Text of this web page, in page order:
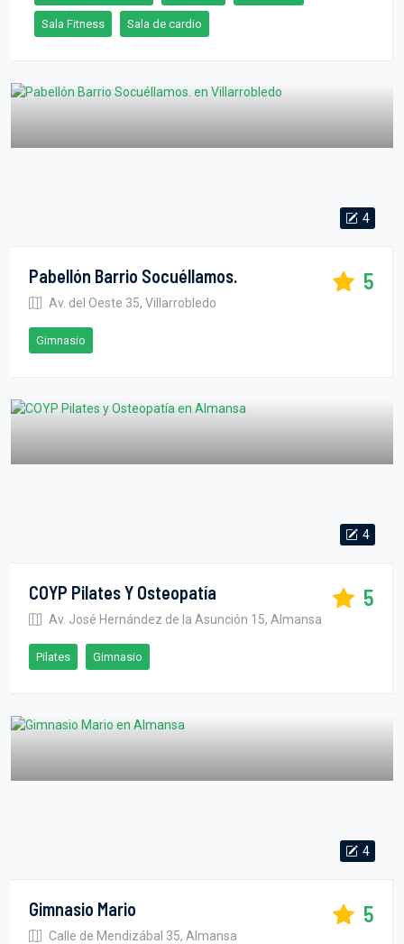
Sala Fitness Sala de cardio
4
Pabellón Barrio Socuéllamos.
Av. del Oeste 35, Villarrobledo
5
Gimnasio
4
COYP Pilates Y Osteopatía
Av. José Hernández de la Asunción 15, Almansa
5
Pilates Gimnasio
4
Gimnasio Mario
Calle de Mendizábal 35, Almansa
5